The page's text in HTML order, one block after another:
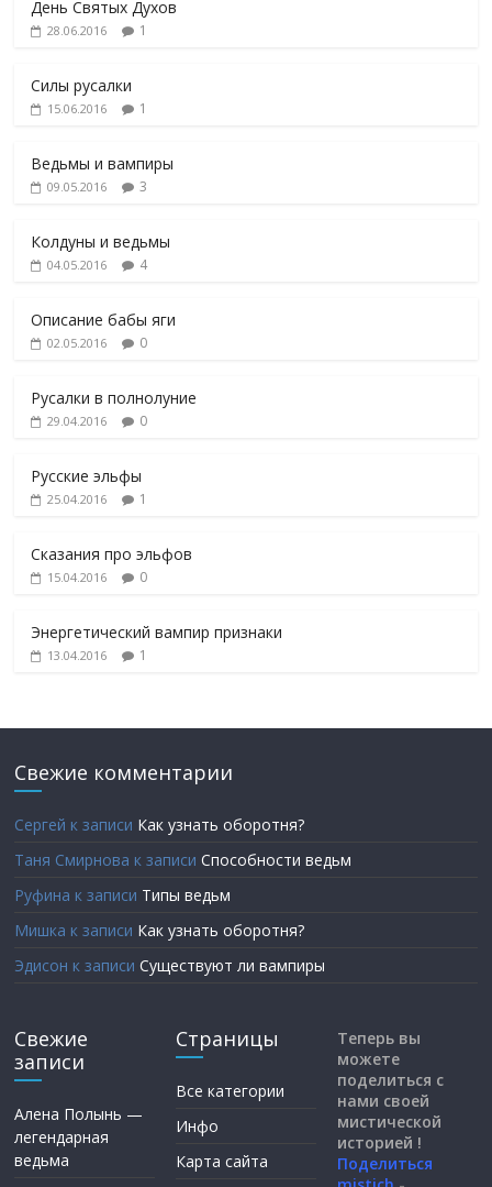
День Святых Духов
28.06.2016 1
Силы русалки
15.06.2016 1
Ведьмы и вампиры
09.05.2016 3
Колдуны и ведьмы
04.05.2016 4
Описание бабы яги
02.05.2016 0
Русалки в полнолуние
29.04.2016 0
Русские эльфы
25.04.2016 1
Сказания про эльфов
15.04.2016 0
Энергетический вампир признаки
13.04.2016 1
Свежие комментарии
Сергей к записи Как узнать оборотня?
Таня Смирнова к записиСпособности ведьм
Руфина к записи Типы ведьм
Мишка к записи Как узнать оборотня?
Эдисон к записиСуществуют ли вампиры
Свежие
записи
Алена Полынь —
легендарная
ведьма
Страницы
Все категории
Инфо
Карта сайта
Теперь вы
можете
поделиться с
нами своей
мистической
историей !
Поделиться